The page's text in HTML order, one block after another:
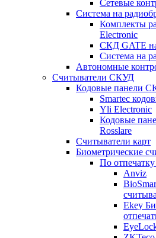
Сетевые
Система на
Комплекты
Electronic
СКД GATE
Система на
Автономные
Считыватели СКУД
Кодовые панели
Smartec
Yli Electronic
Кодовые
Rosslare
Считыватели карт
Биометрические
По
Anviz
Ekey